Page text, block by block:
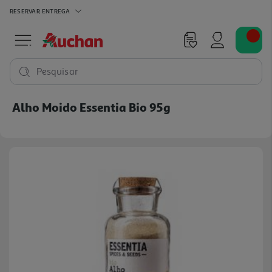
RESERVAR ENTREGA
Pesquisar
Alho Moido Essentia Bio 95g